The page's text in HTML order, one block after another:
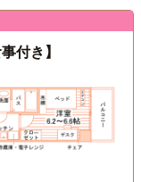
付き】